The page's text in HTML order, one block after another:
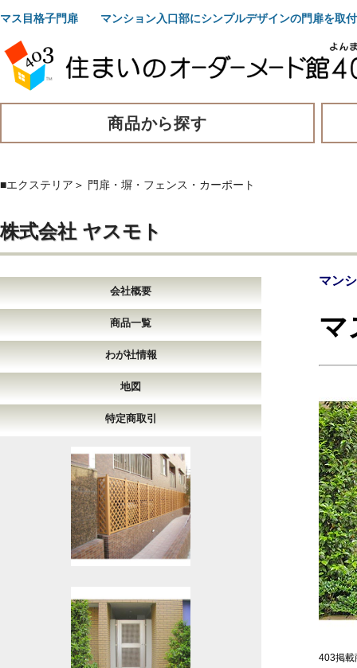
マス目格子門扉 マンション入口部にシンプルデザインの門扉を取
商品から探す
■エクステリア ＞ 門扉・塀・フェンス・カーポート
株式会社 ヤスモト
会社概要
商品一覧
わが社情報
地図
特定商取引
マン
マ
403掲載